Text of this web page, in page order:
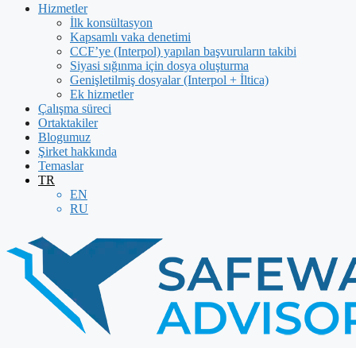
Hizmetler
İlk konsültasyon
Kapsamlı vaka denetimi
CCF’ye (Interpol) yapılan başvuruların takibi
Siyasi sığınma için dosya oluşturma
Genişletilmiş dosyalar (Interpol + İltica)
Ek hizmetler
Çalışma süreci
Ortaktakiler
Blogumuz
Şirket hakkında
Temaslar
TR
EN
RU